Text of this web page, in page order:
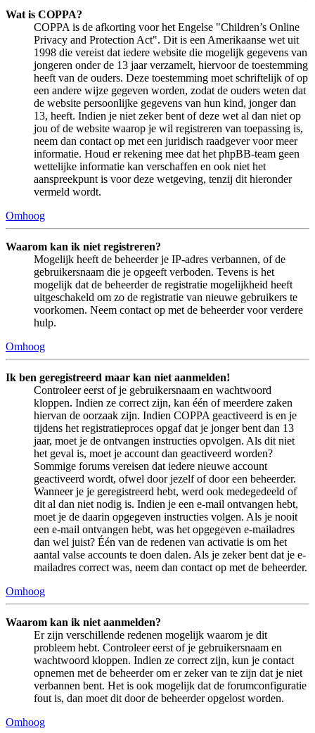
Wat is COPPA?
COPPA is de afkorting voor het Engelse "Children’s Online
Privacy and Protection Act". Dit is een Amerikaanse wet uit
1998 die vereist dat iedere website die mogelijk gegevens van
jongeren onder de 13 jaar verzamelt, hiervoor de toestemming
heeft van de ouders. Deze toestemming moet schriftelijk of op
een andere wijze gegeven worden, zodat de ouders weten dat
de website persoonlijke gegevens van hun kind, jonger dan
13, heeft. Indien je niet zeker bent of deze wet al dan niet op
jou of de website waarop je wil registreren van toepassing is,
neem dan contact op met een juridisch raadgever voor meer
informatie. Houd er rekening mee dat het phpBB-team geen
wettelijke informatie kan verschaffen en ook niet het
aanspreekpunt is voor deze wetgeving, tenzij dit hieronder
vermeld wordt.
Omhoog
Waarom kan ik niet registreren?
Mogelijk heeft de beheerder je IP-adres verbannen, of de
gebruikersnaam die je opgeeft verboden. Tevens is het
mogelijk dat de beheerder de registratie mogelijkheid heeft
uitgeschakeld om zo de registratie van nieuwe gebruikers te
voorkomen. Neem contact op met de beheerder voor verdere
hulp.
Omhoog
Ik ben geregistreerd maar kan niet aanmelden!
Controleer eerst of je gebruikersnaam en wachtwoord
kloppen. Indien ze correct zijn, kan één of meerdere zaken
hiervan de oorzaak zijn. Indien COPPA geactiveerd is en je
tijdens het registratieproces opgaf dat je jonger bent dan 13
jaar, moet je de ontvangen instructies opvolgen. Als dit niet
het geval is, moet je account dan geactiveerd worden?
Sommige forums vereisen dat iedere nieuwe account
geactiveerd wordt, ofwel door jezelf of door een beheerder.
Wanneer je je geregistreerd hebt, werd ook medegedeeld of
dit al dan niet nodig is. Indien je een e-mail ontvangen hebt,
moet je de daarin opgegeven instructies volgen. Als je nooit
een e-mail ontvangen hebt, was het opgegeven e-mailadres
dan wel juist? Één van de redenen van activatie is om het
aantal valse accounts te doen dalen. Als je zeker bent dat je e-
mailadres correct was, neem dan contact op met de beheerder.
Omhoog
Waarom kan ik niet aanmelden?
Er zijn verschillende redenen mogelijk waarom je dit
probleem hebt. Controleer eerst of je gebruikersnaam en
wachtwoord kloppen. Indien ze correct zijn, kun je contact
opnemen met de beheerder om er zeker van te zijn dat je niet
verbannen bent. Het is ook mogelijk dat de forumconfiguratie
fout is, dan moet dit door de beheerder opgelost worden.
Omhoog